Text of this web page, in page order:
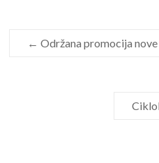
← Održana promocija